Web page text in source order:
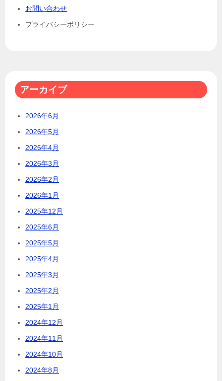
お問い合わせ
プライバシーポリシー
アーカイブ
2026年6月
2026年5月
2026年4月
2026年3月
2026年2月
2026年1月
2025年12月
2025年6月
2025年5月
2025年4月
2025年3月
2025年2月
2025年1月
2024年12月
2024年11月
2024年10月
2024年8月